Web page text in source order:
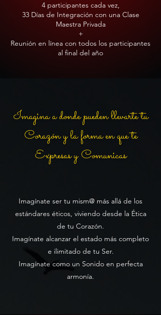
4 participantes cada vez,
33 Días de Integración con una Clase
Maestra Privada
+
Reunión en línea con todos los participantes
al final del año
Imagina a donde pueden llevarte tu
Corazón y la forma en que te
Expresas y Comunicas
Imagínate ser tu mism@ más allá de los
estándares éticos, viviendo desde la Ética
de tu Corazón.
Imagínate alcanzar el estado más completo
e ilimitado de tu Ser.
Imagínate como un Sonido en perfecta
armonía.